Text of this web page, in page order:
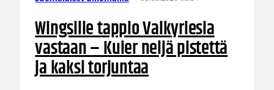
Wingsille tappio Valkyriesia
vastaan – Kuier neljä pistettä
ja kaksi torjuntaa